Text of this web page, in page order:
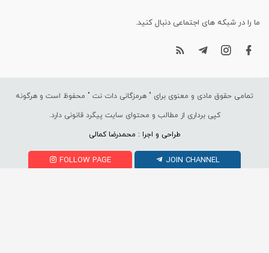
ما را در شبکه های اجتماعی دنبال کنید.
تمامی حقوق مادی و معنوی برای " هرمزگانی دات نت " محفوظ است و هرگونه
کپی برداری از مطالب و محتوای سایت پیگرد قانونی دارد.
طراحی و اجرا : محمدرضا کمالی
FOLLOW PAGE JOIN CHANNEL